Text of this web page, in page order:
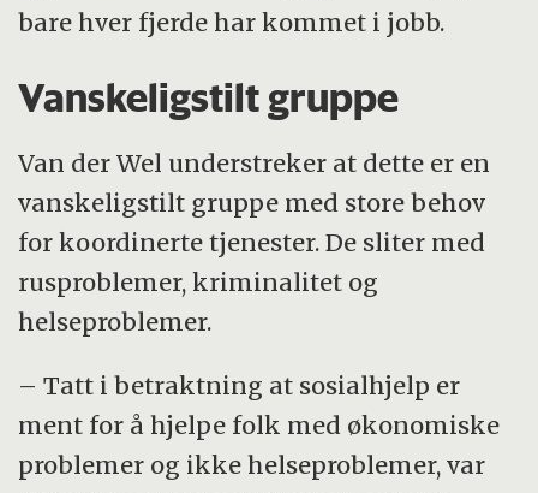
bare hver fjerde har kommet i jobb.
Vanskeligstilt gruppe
Van der Wel understreker at dette er en
vanskeligstilt gruppe med store behov
for koordinerte tjenester. De sliter med
rusproblemer, kriminalitet og
helseproblemer.
– Tatt i betraktning at sosialhjelp er
ment for å hjelpe folk med økonomiske
problemer og ikke helseproblemer, var